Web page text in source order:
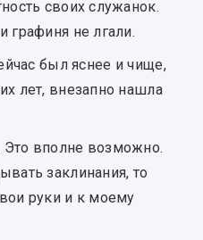
своих служанок.
графиня не лгали.
был яснее и чище,
лет, внезапно нашла
вполне возможно.
заклинания, то
руки и к моему